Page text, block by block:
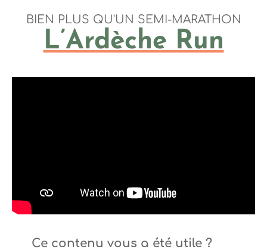
BIEN PLUS QU'UN SEMI-MARATHON
L’Ardèche Run
Ce contenu vous a été utile ?